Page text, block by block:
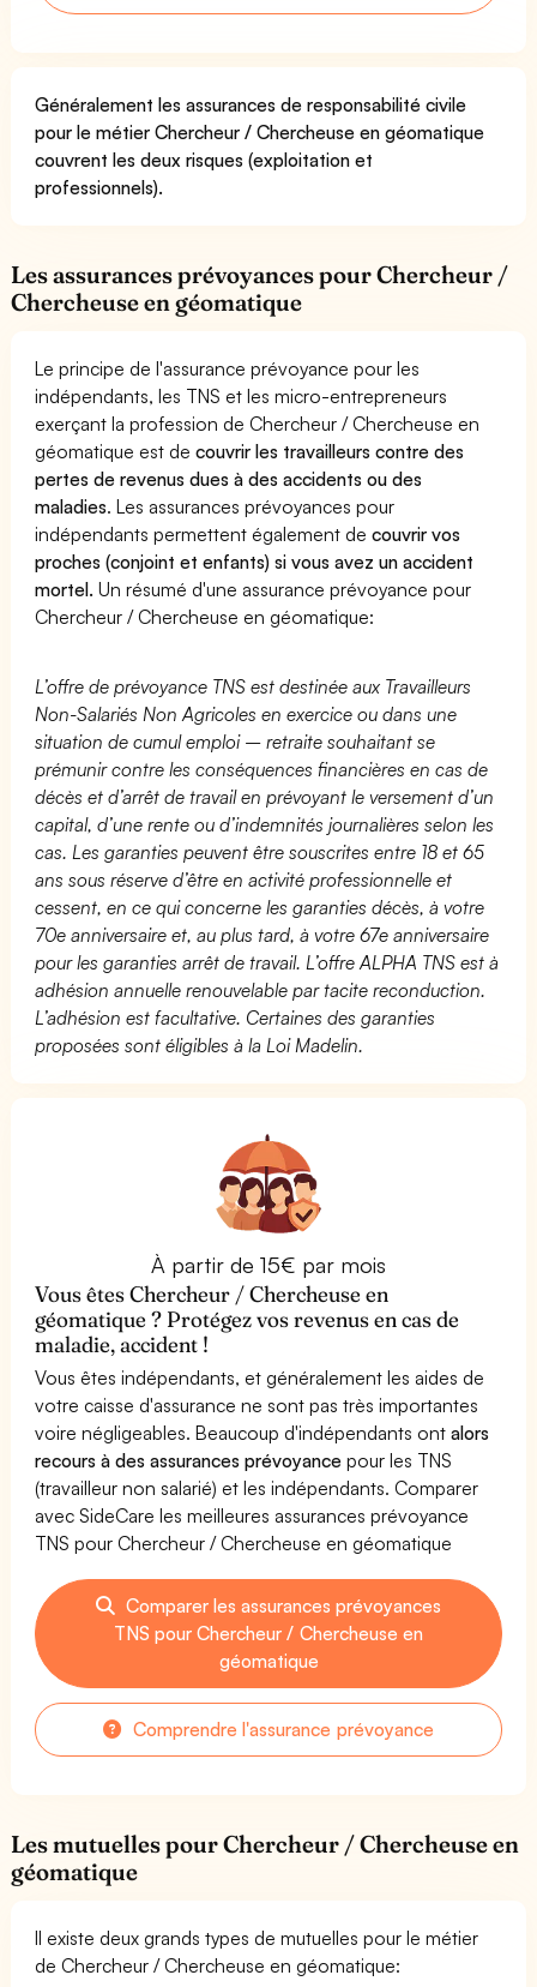
Généralement les assurances de responsabilité civile
pour le métier Chercheur / Chercheuse en géomatique
couvrent les deux risques (exploitation et
professionnels).
Les assurances prévoyances pour Chercheur /
Chercheuse en géomatique
Le principe de l'assurance prévoyance pour les
indépendants, les TNS et les micro-entrepreneurs
exerçant la profession de Chercheur / Chercheuse en
géomatique est decouvrir les travailleurs contre des
pertes de revenus dues à des accidents ou des
maladies. Les assurances prévoyances pour
indépendants permettent également decouvrir vos
proches (conjoint et enfants) si vous avez un accident
mortel. Un résumé d'une assurance prévoyance pour
Chercheur / Chercheuse en géomatique:
L’offre de prévoyance TNS est destinée aux Travailleurs
Non-Salariés Non Agricoles en exercice ou dans une
situation de cumul emploi – retraite souhaitant se
prémunir contre les conséquences financières en cas de
décès et d’arrêt de travail en prévoyant le versement d’un
capital, d’une rente ou d’indemnités journalières selon les
cas. Les garanties peuvent être souscrites entre 18 et 65
ans sous réserve d’être en activité professionnelle et
cessent, en ce qui concerne les garanties décès, à votre
70e anniversaire et, au plus tard, à votre 67e anniversaire
pour les garanties arrêt de travail. L’offre ALPHA TNS est à
adhésion annuelle renouvelable par tacite reconduction.
L’adhésion est facultative. Certaines des garanties
proposées sont éligibles à la Loi Madelin.
À partir de 15€ par mois
Vous êtes Chercheur / Chercheuse en
géomatique ? Protégez vos revenus en cas de
maladie, accident !
Vous êtes indépendants, et généralement les aides de
votre caisse d'assurance ne sont pas très importantes
voire négligeables. Beaucoup d'indépendants ontalors
recours à des assurances prévoyance pour les TNS
(travailleur non salarié) et les indépendants. Comparer
avec SideCare les meilleures assurances prévoyance
TNS pour Chercheur / Chercheuse en géomatique
Comparer les assurances prévoyances
TNS pour Chercheur / Chercheuse en
géomatique
Comprendre l'assurance prévoyance
Les mutuelles pour Chercheur / Chercheuse en
géomatique
Il existe deux grands types de mutuelles pour le métier
de Chercheur / Chercheuse en géomatique: